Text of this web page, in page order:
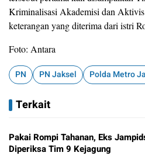
Kriminalisasi Akademisi dan
keterangan yang diterima dari istri
Foto: Antara
PN PN Jaksel Polda Metro
Terkait
Pakai Rompi Tahanan, Eks
Diperiksa Tim 9 Kejagung